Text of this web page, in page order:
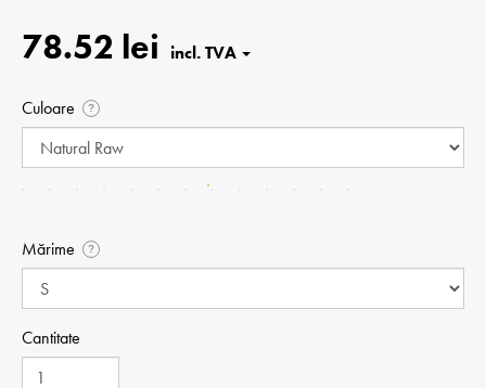
78.52 lei
Culoare ?
Mărime ?
Cantitate